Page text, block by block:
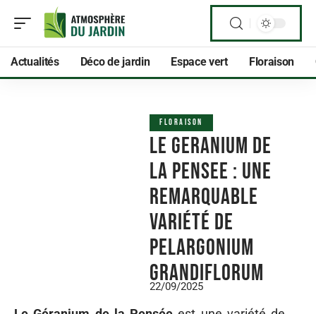
Actualités Déco de jardin Espace vert Floraison
FLORAISON
Le Geranium de
la Pensee : Une
Remarquable
Variété de
Pelargonium
Grandiflorum
22/09/2025